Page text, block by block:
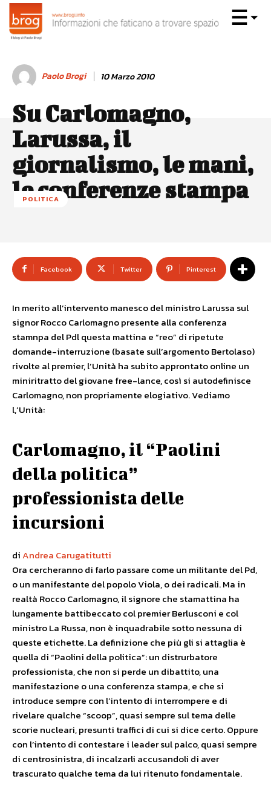
Paolo Brogi 10 Marzo 2010
Su Carlomagno,
Larussa, il
giornalismo, le mani,
le conferenze stampa
POLITICA
Facebook Twitter Pinterest
In merito all’intervento manesco del ministro Larussa sul
signor Rocco Carlomagno presente alla conferenza
stamnpa del Pdl questa mattina e “reo” di ripetute
domande-interruzione (basate sull’argomento Bertolaso)
rivolte al premier, l’Unità ha subito approntato online un
miniritratto del giovane free-lance, così si autodefinisce
Carlomagno, non propriamente elogiativo. Vediamo
l,’Unità:
Carlomagno, il “Paolini
della politica”
professionista delle
incursioni
diAndrea Carugatitutti
Ora cercheranno di farlo passare come un militante del Pd,
o un manifestante del popolo Viola, o dei radicali. Ma in
realtà Rocco Carlomagno, il signore che stamattina ha
lungamente battibeccato col premier Berlusconi e col
ministro La Russa, non è inquadrabile sotto nessuna di
queste etichette. La definizione che più gli si attaglia è
quella di “Paolini della politica”: un distrurbatore
professionista, che non si perde un dibattito, una
manifestazione o una conferenza stampa, e che si
introduce sempre con l’intento di interrompere e di
rivelare qualche “scoop”, quasi sempre sul tema delle
scorie nucleari, presunti traffici di cui si dice certo. Oppure
con l’intento di contestare i leader sul palco, quasi sempre
di centrosinistra, di incalzarli accusandoli di aver
trascurato qualche tema da lui ritenuto fondamentale.